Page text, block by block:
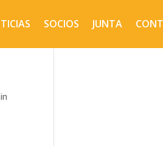
SOCIOS JUNTA